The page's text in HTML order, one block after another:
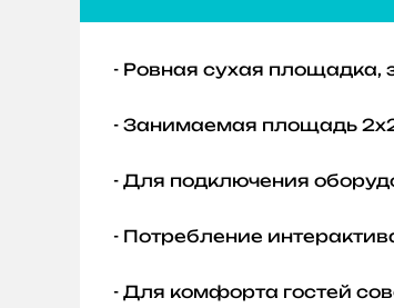
- Ровная сухая
- Занимаемая площадь
- Для подключения
- Потребление
- Для комфорта гостей